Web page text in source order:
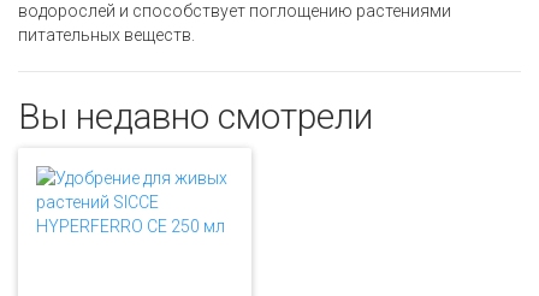
водорослей и способствует поглощению растениями
питательных веществ.
Вы недавно смотрели